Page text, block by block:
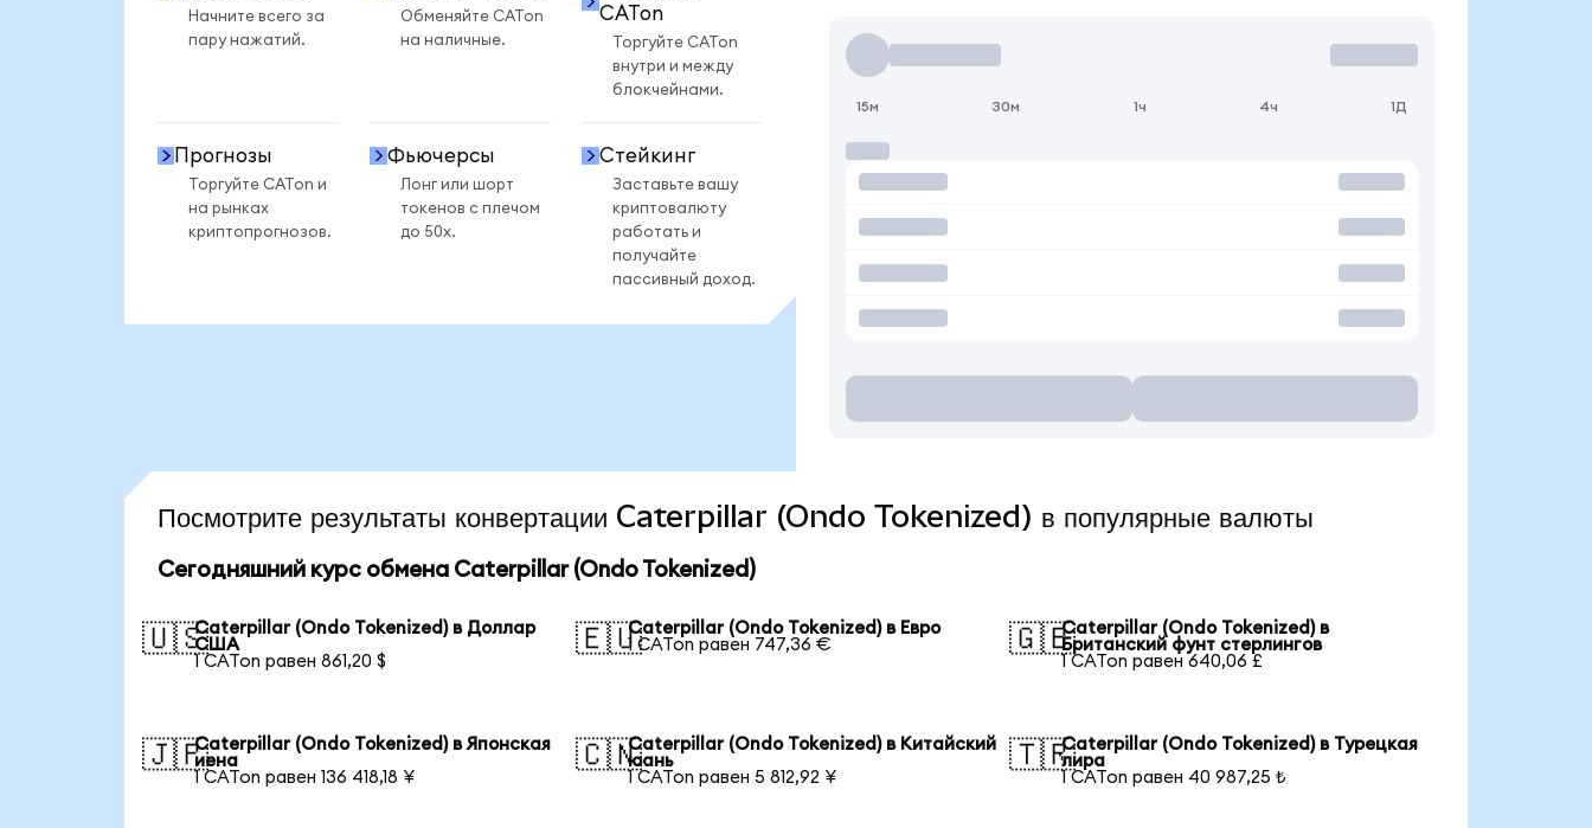
Начните всего за
пару нажатий.
Обменяйте CATon
на наличные.
CATon
Торгуйте CATon
внутри и между
блокчейнами.
Прогнозы
Торгуйте CATon и
на рынках
криптопрогнозов.
Фьючерсы
Лонг или шорт
токенов с плечом
до 50x.
Стейкинг
Заставьте вашу
криптовалюту
работать и
получайте
пассивный доход.
15м 30м 1ч 4ч 1Д
Посмотрите результаты конвертации Caterpillar (Ondo Tokenized) в популярные валюты
Сегодняшний курс обмена Caterpillar (Ondo Tokenized)
🇺🇸Caterpillar (Ondo Tokenized) в Доллар
США
1 CATon равен 861,20 $
🇪🇺Caterpillar (Ondo Tokenized) в Евро
1 CATon равен 747,36 €
🇬🇧Caterpillar (Ondo Tokenized) в
Британский фунт стерлингов
1 CATon равен 640,06 £
🇯🇵Caterpillar (Ondo Tokenized) в Японская
иена
1 CATon равен 136 418,18 ¥
🇨🇳Caterpillar (Ondo Tokenized) в Китайский
юань
1 CATon равен 5 812,92 ¥
🇹🇷Caterpillar (Ondo Tokenized) в Турецкая
лира
1 CATon равен 40 987,25 ₺